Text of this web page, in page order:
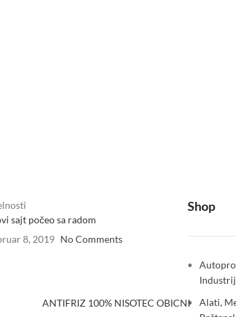
ANTIFRIZ 100% NISOTEC OBICNI
sajt počeo sa radom
8, 2019 No Comments
Shop
Alati,